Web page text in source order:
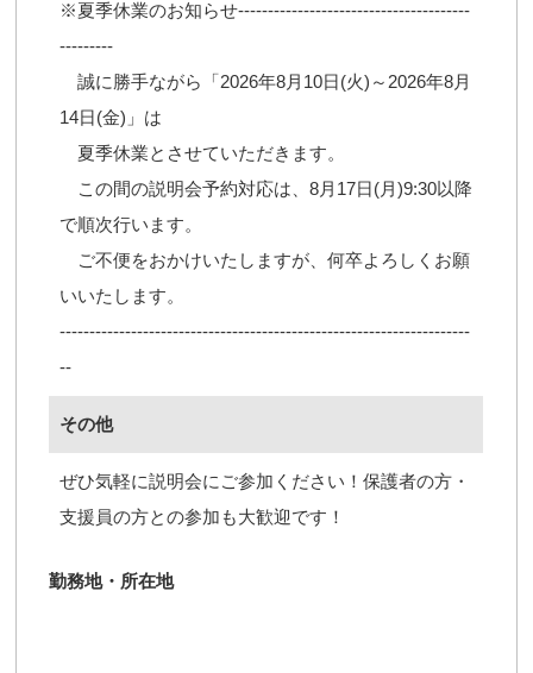
※夏季休業のお知らせ---------------------------------------
---------
誠に勝手ながら「2026年8月10日(火)～2026年8月
14日(金)」は
夏季休業とさせていただきます。
この間の説明会予約対応は、8月17日(月)9:30以降
で順次行います。
ご不便をおかけいたしますが、何卒よろしくお願
いいたします。
---------------------------------------------------------------------
--
その他
ぜひ気軽に説明会にご参加ください！保護者の方・
支援員の方との参加も大歓迎です！
勤務地・所在地